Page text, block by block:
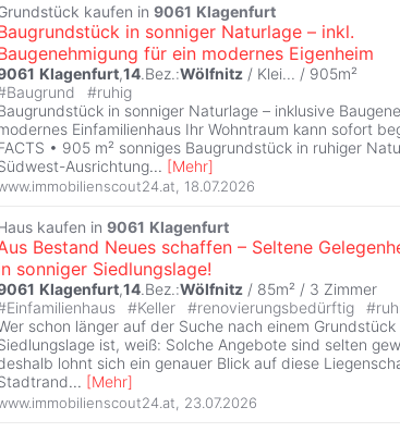
kaufen in 9061 Klagenfurt
in sonniger Naturlage – inkl.
für ein modernes Eigenheim
Klagenfurt,14.Bez.:Wölfnitz / Klei... / 905m²
Baugrund #ruhig
in sonniger Naturlage – inklusive
Einfamilienhaus Ihr Wohntraum kann sofort
• 905 m² sonniges Baugrundstück in ruhiger
Ausrichtung... [Mehr]
18.07.2026
kaufen in 9061 Klagenfurt
Bestand Neues schaffen – Seltene
sonniger Siedlungslage!
Klagenfurt,14.Bez.:Wölfnitz / 85m² / 3 Zimmer
Einfamilienhaus #Keller #renovierungsbedürftig #
schon länger auf der Suche nach einem Grundstück
ist, weiß: Solche Angebote sind selten
lohnt sich ein genauer Blick auf diese
... [Mehr]
23.07.2026